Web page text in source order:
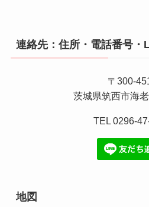
連絡先：住所・電話番号・
〒300-
茨城県筑西市海
TEL 0296-
地図